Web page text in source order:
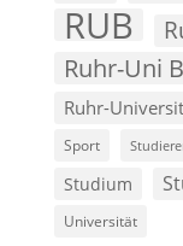
RUB
Ruhr-Uni
Ruhr-
Sport
Studium
Universität